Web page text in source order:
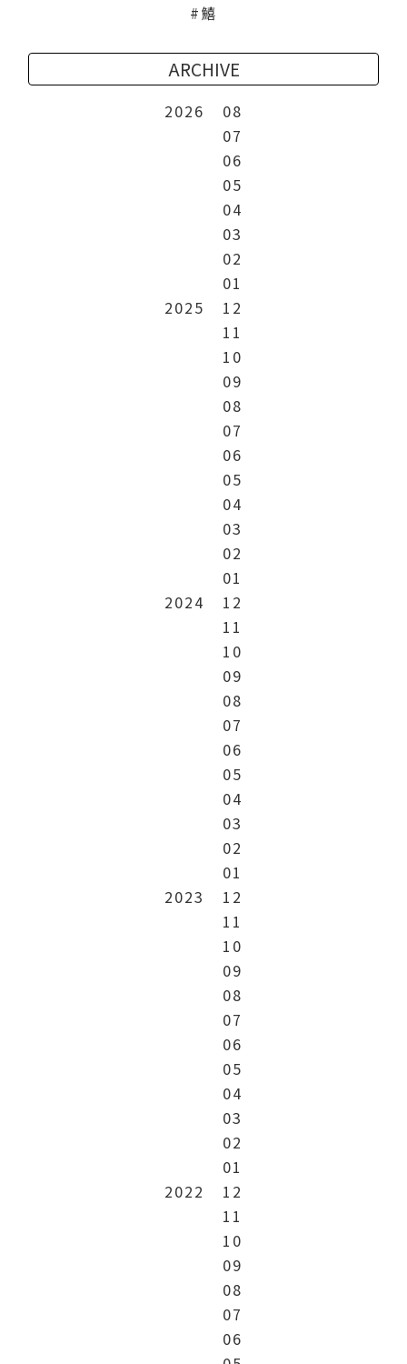
鱚
ARCHIVE
2026
08
07
06
05
04
03
02
01
2025
12
11
10
09
08
07
06
05
04
03
02
01
2024
12
11
10
09
08
07
06
05
04
03
02
01
2023
12
11
10
09
08
07
06
05
04
03
02
01
2022
12
11
10
09
08
07
06